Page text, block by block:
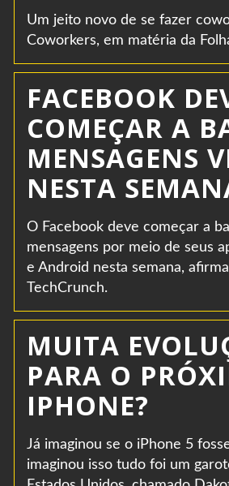
Um jeito novo de se fazer
Coworkers, em matéria da
FACEBOOK
COMEÇAR A
MENSAGENS
NESTA
O Facebook deve começar a
mensagens por meio de seus
e Android nesta semana,
TechCrunch.
MUITA
PARA O
IPHONE?
Já imaginou se o iPhone 5
imaginou isso tudo foi um